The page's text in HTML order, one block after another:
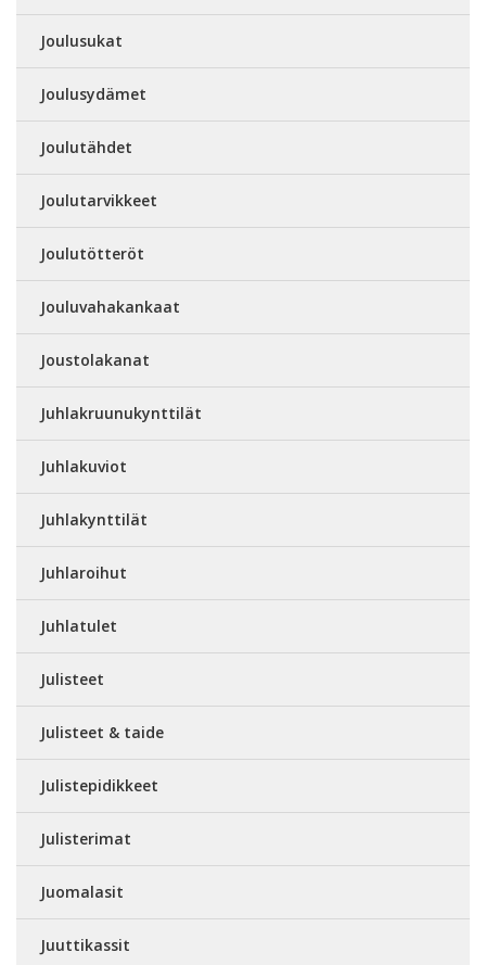
Joulusukat
Joulusydämet
Joulutähdet
Joulutarvikkeet
Joulutötteröt
Jouluvahakankaat
Joustolakanat
Juhlakruunukynttilät
Juhlakuviot
Juhlakynttilät
Juhlaroihut
Juhlatulet
Julisteet
Julisteet & taide
Julistepidikkeet
Julisterimat
Juomalasit
Juuttikassit